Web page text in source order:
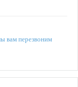
вам перезвоним